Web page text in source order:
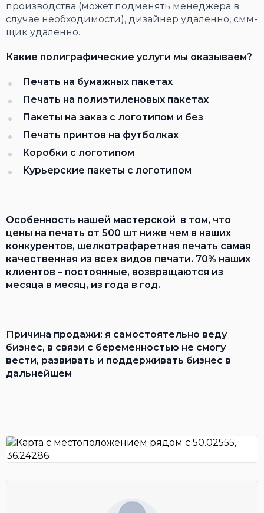
производства (может подменять менеджера в
случае необходимости), дизайнер удаленно, смм-
щик удаленно.
Какие полиграфические услуги мы оказываем?
Печать на бумажных пакетах
Печать на полиэтиленовых пакетах
Пакеты на заказ с логотипом и без
Печать принтов на футболках
Коробки с логотипом
Курьерские пакеты с логотипом
Особенность нашей мастерской в том, что
цены на печать от 500 шт ниже чем в наших
конкурентов, шелкотрафаретная печать самая
качественная из всех видов печати. 70% наших
клиентов – постоянные, возвращаются из
месяца в месяц, из года в год.
Причина продажи: я самостоятельно веду
бизнес, в связи с беременностью не смогу
вести, развивать и поддерживать бизнес в
дальнейшем